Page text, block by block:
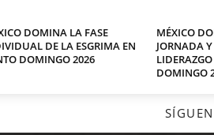
DOMINA LA FASE
DE LA ESGRIMA EN
DOMINGO 2026
MÉXICO
JORNADA
DOMINGO